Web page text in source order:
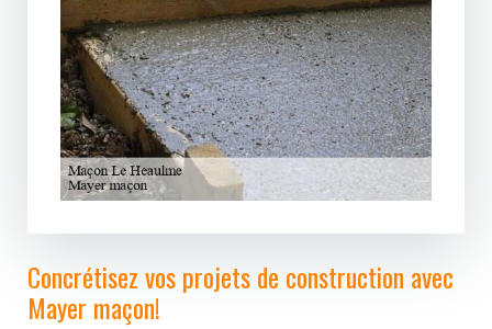
Concrétisez vos projets de construction avec
Mayer maçon!